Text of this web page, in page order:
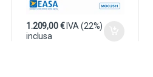
1.209,00€ IVA (22%)
inclusa